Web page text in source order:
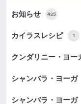
お知らせ 425
カイラスレシピ 1
クンダリニー・ヨー
シャンバラ・ヨー
シャンバラ・ヨー